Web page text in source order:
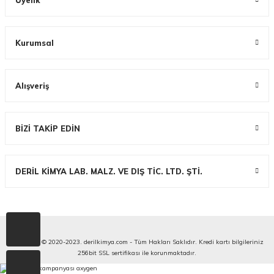
Kurumsal
Alışveriş
BİZİ TAKİP EDİN
DERİL KİMYA LAB. MALZ. VE DIŞ TİC. LTD. ŞTİ.
Copyright © 2020-2023. derilkimya.com - Tüm Hakları Saklıdır. Kredi kartı bilgileriniz
256bit SSL sertifikası ile korunmaktadır.